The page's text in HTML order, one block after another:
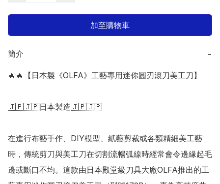
加至購物車
簡介 −
🔥🔥【日本製《OLFA》工藝專用迷你圓刃滾刀美工刀】
🇯🇵🇯🇵日本製造🇯🇵🇯🇵
在進行布藝手作、DIY模型、紙藝剪裁或各類精細美工藝
時，傳統剪刀與美工刀在切割流暢弧線時經常會令邊緣起毛
邊或斷口不均。這款由日本殿堂級刀具大廠OLFA推出的工